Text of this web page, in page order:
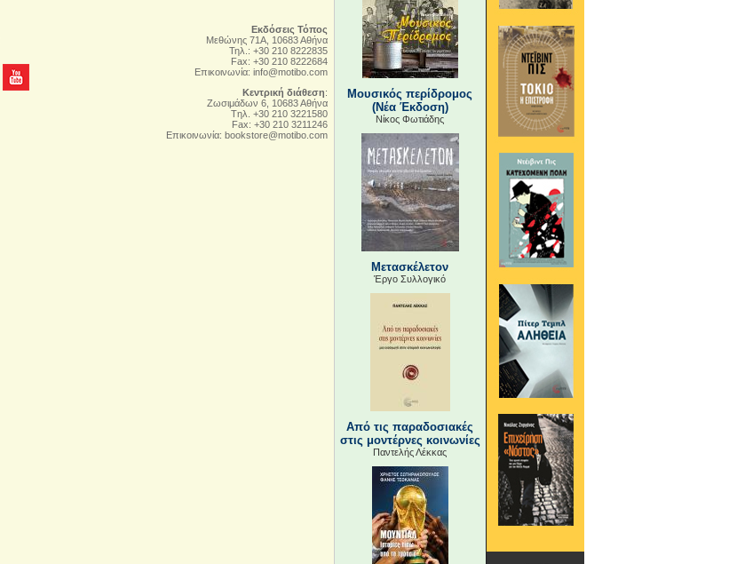
Εκδόσεις Τόπος
Μεθώνης 71Α, 10683 Αθήνα
Τηλ.: +30 210 8222835
Fax: +30 210 8222684
Επικοινωνία: info@motibo.com
Κεντρική διάθεση:
Zωσιμάδων 6, 10683 Αθήνα
Tηλ. +30 210 3221580
Fax: +30 210 3211246
Επικοινωνία: bookstore@motibo.com
Μουσικός περίδρομος
(Νέα Έκδοση)
Νίκος Φωτιάδης
Μετασκέλετον
Έργο Συλλογικό
Από τις παραδοσιακές
στις μοντέρνες κοινωνίες
Παντελής Λέκκας